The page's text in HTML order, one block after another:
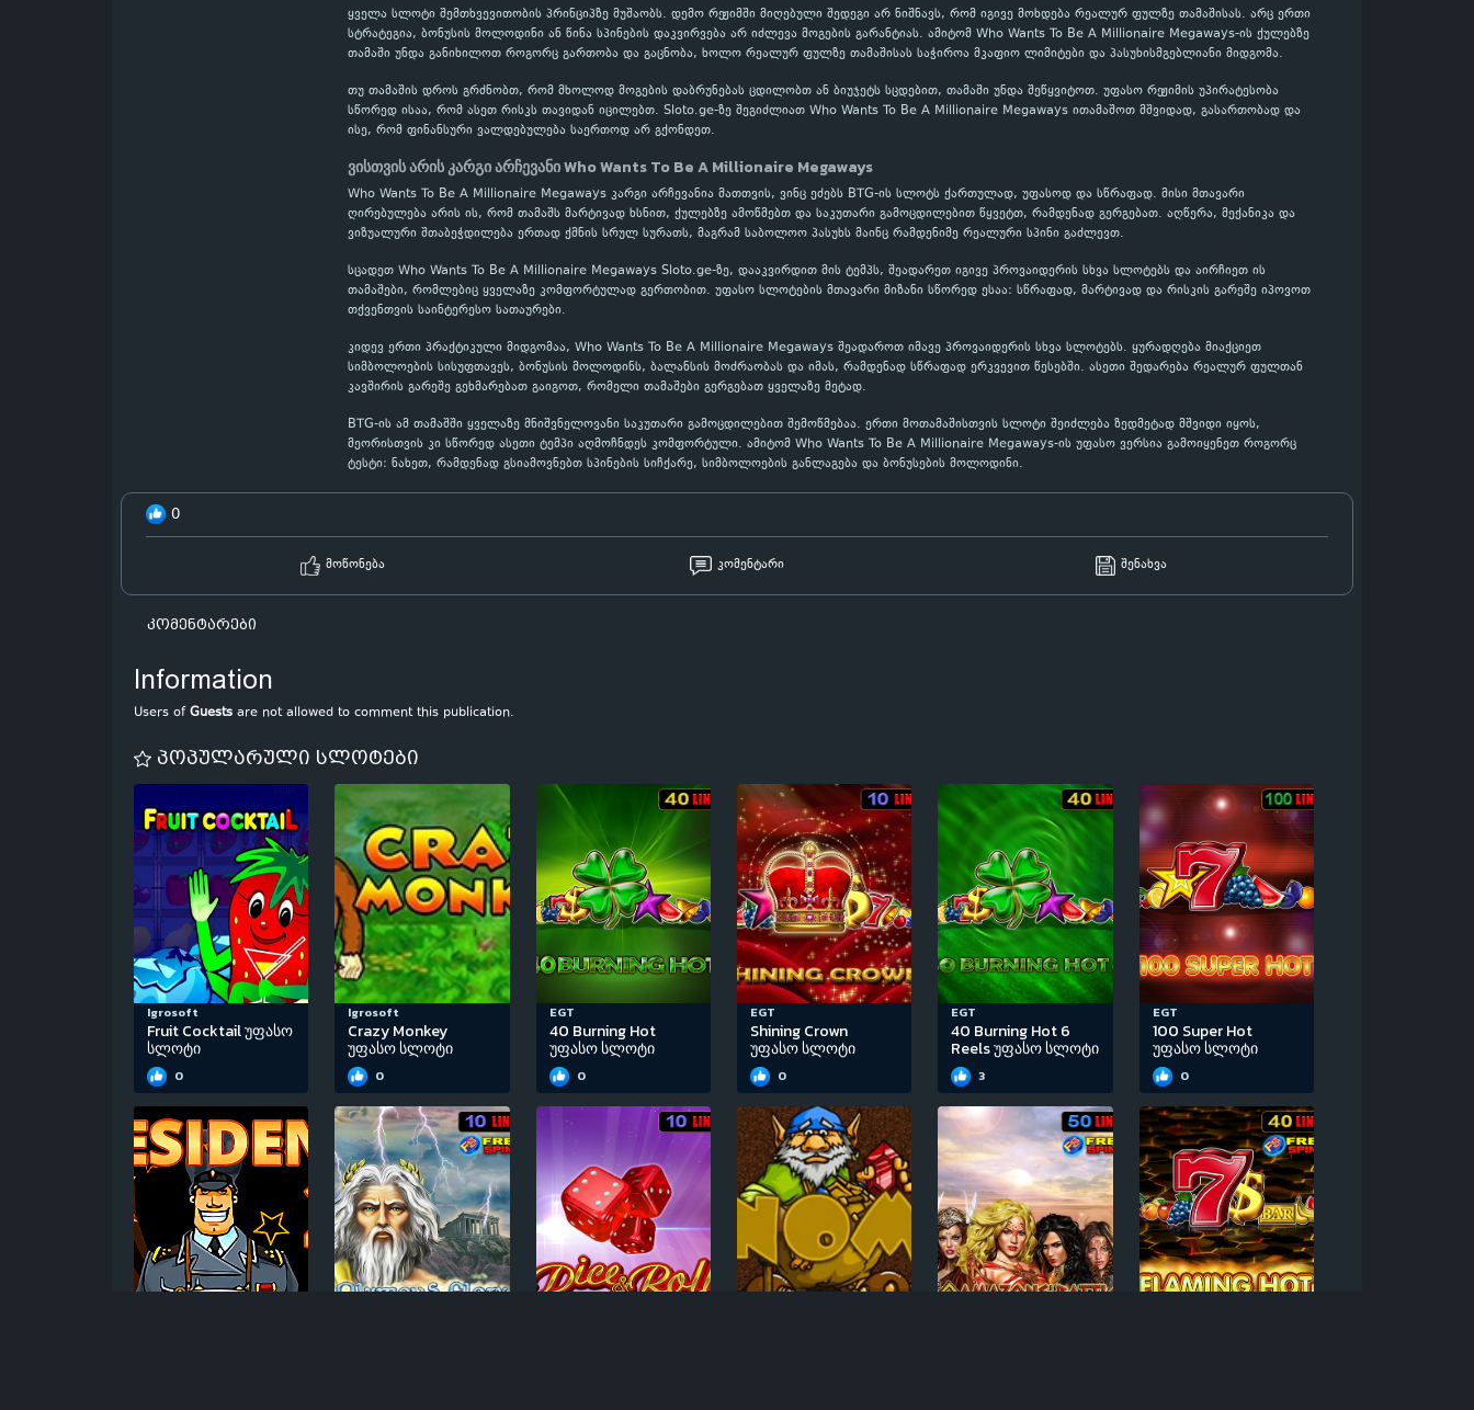
ყველა სლოტი შემთხვევითობის პრინციპზე მუშაობს. დემო რეჟიმში მიღებული შედეგი არ ნიშნავს, რომ იგივე მოხდება რეალურ ფულზე თამაშისას. არც ერთი
სტრატეგია, ბონუსის მოლოდინი ან წინა სპინების დაკვირვება არ იძლევა მოგების გარანტიას. ამიტომ Who Wants To Be A Millionaire Megaways-ის ქულებზე
თამაში უნდა განიხილოთ როგორც გართობა და გაცნობა, ხოლო რეალურ ფულზე თამაშისას საჭიროა მკაფიო ლიმიტები და პასუხისმგებლიანი მიდგომა.
თუ თამაშის დროს გრძნობთ, რომ მხოლოდ მოგების დაბრუნებას ცდილობთ ან ბიუჯეტს სცდებით, თამაში უნდა შეწყვიტოთ. უფასო რეჟიმის უპირატესობა
სწორედ ისაა, რომ ასეთ რისკს თავიდან იცილებთ. Sloto.ge-ზე შეგიძლიათ Who Wants To Be A Millionaire Megaways ითამაშოთ მშვიდად, გასართობად და
ისე, რომ ფინანსური ვალდებულება საერთოდ არ გქონდეთ.
ვისთვის არის კარგი არჩევანი Who Wants To Be A Millionaire Megaways
Who Wants To Be A Millionaire Megaways კარგი არჩევანია მათთვის, ვინც ეძებს BTG-ის სლოტს ქართულად, უფასოდ და სწრაფად. მისი მთავარი
ღირებულება არის ის, რომ თამაშს მარტივად ხსნით, ქულებზე ამოწმებთ და საკუთარი გამოცდილებით წყვეტთ, რამდენად გერგებათ. აღწერა, მექანიკა და
ვიზუალური შთაბეჭდილება ერთად ქმნის სრულ სურათს, მაგრამ საბოლოო პასუხს მაინც რამდენიმე რეალური სპინი გაძლევთ.
სცადეთ Who Wants To Be A Millionaire Megaways Sloto.ge-ზე, დააკვირდით მის ტემპს, შეადარეთ იგივე პროვაიდერის სხვა სლოტებს და აირჩიეთ ის
თამაშები, რომლებიც ყველაზე კომფორტულად გერთობით. უფასო სლოტების მთავარი მიზანი სწორედ ესაა: სწრაფად, მარტივად და რისკის გარეშე იპოვოთ
თქვენთვის საინტერესო სათაურები.
კიდევ ერთი პრაქტიკული მიდგომაა, Who Wants To Be A Millionaire Megaways შეადაროთ იმავე პროვაიდერის სხვა სლოტებს. ყურადღება მიაქციეთ
სიმბოლოების სისუფთავეს, ბონუსის მოლოდინს, ბალანსის მოძრაობას და იმას, რამდენად სწრაფად ერკვევით წესებში. ასეთი შედარება რეალურ ფულთან
კავშირის გარეშე გეხმარებათ გაიგოთ, რომელი თამაშები გერგებათ ყველაზე მეტად.
BTG-ის ამ თამაშში ყველაზე მნიშვნელოვანი საკუთარი გამოცდილებით შემოწმებაა. ერთი მოთამაშისთვის სლოტი შეიძლება ზედმეტად მშვიდი იყოს,
მეორისთვის კი სწორედ ასეთი ტემპი აღმოჩნდეს კომფორტული. ამიტომ Who Wants To Be A Millionaire Megaways-ის უფასო ვერსია გამოიყენეთ როგორც
ტესტი: ნახეთ, რამდენად გსიამოვნებთ სპინების სიჩქარე, სიმბოლოების განლაგება და ბონუსების მოლოდინი.
0
მოწონება კომენტარი შენახვა
კომენტარები
Information
Users ofGuests are not allowed to comment this publication.
პოპულარული სლოტები
Igrosoft
Fruit Cocktail უფასო
სლოტი
0
Igrosoft
Crazy Monkey
უფასო სლოტი
0
EGT
40 Burning Hot
უფასო სლოტი
0
EGT
Shining Crown
უფასო სლოტი
0
EGT
40 Burning Hot 6
Reels უფასო სლოტი
3
EGT
100 Super Hot
უფასო სლოტი
0